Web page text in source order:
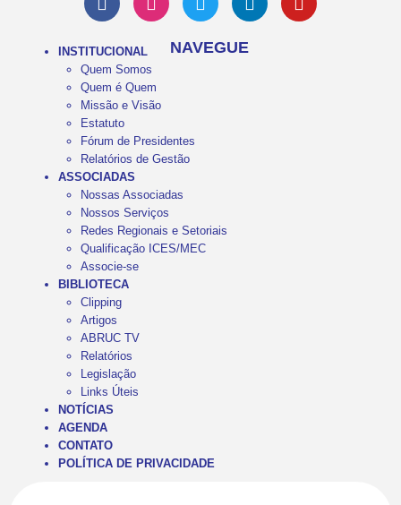
NAVEGUE
INSTITUCIONAL
Quem Somos
Quem é Quem
Missão e Visão
Estatuto
Fórum de Presidentes
Relatórios de Gestão
ASSOCIADAS
Nossas Associadas
Nossos Serviços
Redes Regionais e Setoriais
Qualificação ICES/MEC
Associe-se
BIBLIOTECA
Clipping
Artigos
ABRUC TV
Relatórios
Legislação
Links Úteis
NOTÍCIAS
AGENDA
CONTATO
POLÍTICA DE PRIVACIDADE